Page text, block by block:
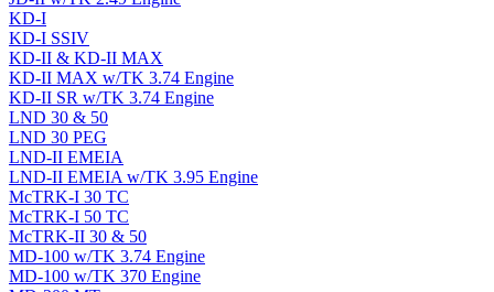
KD-I
KD-I SSIV
KD-II & KD-II MAX
KD-II MAX w/TK 3.74 Engine
KD-II SR w/TK 3.74 Engine
LND 30 & 50
LND 30 PEG
LND-II EMEIA
LND-II EMEIA w/TK 3.95 Engine
McTRK-I 30 TC
McTRK-I 50 TC
McTRK-II 30 & 50
MD-100 w/TK 3.74 Engine
MD-100 w/TK 370 Engine